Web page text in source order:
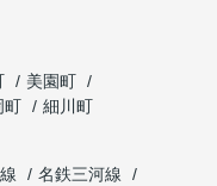
美園町
町
細川町
名鉄三河線